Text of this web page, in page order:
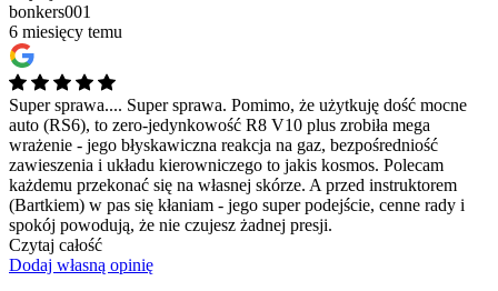
bonkers001
6 miesięcy temu
Super sprawa.... Super sprawa. Pomimo, że użytkuję dość mocne
auto (RS6), to zero-jedynkowość R8 V10 plus zrobiła mega
wrażenie - jego błyskawiczna reakcja na gaz, bezpośredniość
zawieszenia i układu kierowniczego to jakis kosmos. Polecam
każdemu przekonać się na własnej skórze. A przed instruktorem
(Bartkiem) w pas się kłaniam - jego super podejście, cenne rady i
spokój powodują, że nie czujesz żadnej presji.
Czytaj całość
Dodaj własną opinię